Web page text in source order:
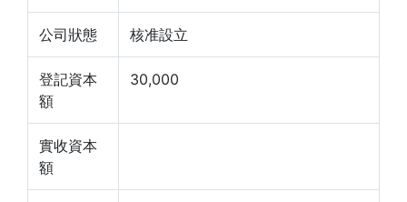
公司狀態 核准設立
登記資本
額
30,000
實收資本
額